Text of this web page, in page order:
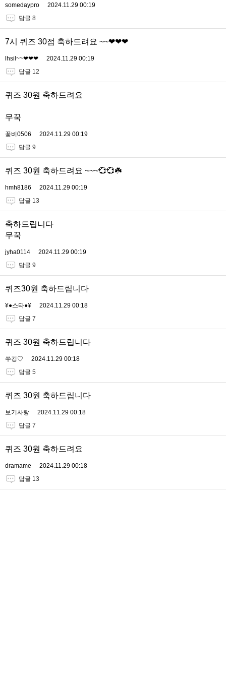
somedaypro
2024.11.29 00:19
답글 8
7시 퀴즈 30점 축하드려요 ~~❤❤❤
lhsil~~❤❤❤
2024.11.29 00:19
답글 12
퀴즈 30원 축하드려요
무꾹
꽃비0506
2024.11.29 00:19
답글 9
퀴즈 30원 축하드려요 ~~~💞💞☘️
hmh8186
2024.11.29 00:19
답글 13
축하드립니다
무꾹
jyha0114
2024.11.29 00:19
답글 9
퀴즈30원 축하드립니다
¥●스타●¥
2024.11.29 00:18
답글 7
퀴즈 30원 축하드립니다
쑤깅♡
2024.11.29 00:18
답글 5
퀴즈 30원 축하드립니다
보기사랑
2024.11.29 00:18
답글 7
퀴즈 30원 축하드려요
dramame
2024.11.29 00:18
답글 13